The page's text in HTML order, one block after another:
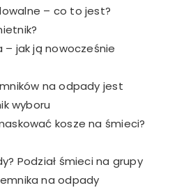
– co to jest?
jak ją nowocześnie
na odpady jest
wyboru
kosze na śmieci?
Podział śmieci na grupy
na odpady